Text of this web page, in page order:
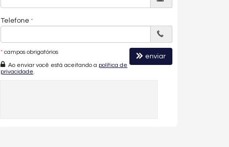
Telefone
* campos obrigatórios
Ao enviar você está aceitando a política de
privacidade.
enviar